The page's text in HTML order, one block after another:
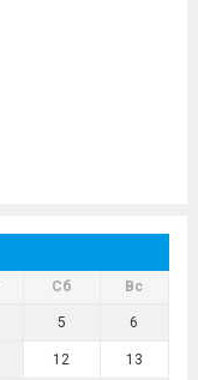
Сб Вс
5 6
12 13